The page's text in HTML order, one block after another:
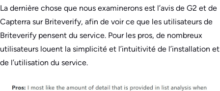
La dernière chose que nous examinerons est l’avis de G2 et de
Capterra sur Briteverify, afin de voir ce que les utilisateurs de
Briteverify pensent du service. Pour les pros, de nombreux
utilisateurs louent la simplicité et l’intuitivité de l’installation et
de l’utilisation du service.